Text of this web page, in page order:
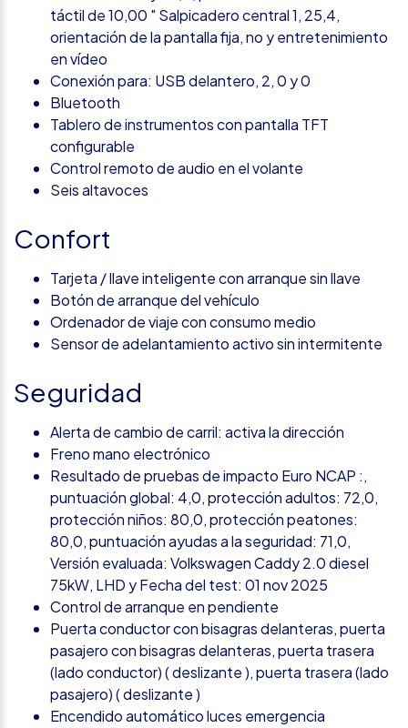
táctil de 10,00 " Salpicadero central 1, 25,4,
orientación de la pantalla fija, no y entretenimiento
en vídeo
Conexión para: USB delantero, 2, 0 y 0
Bluetooth
Tablero de instrumentos con pantalla TFT
configurable
Control remoto de audio en el volante
Seis altavoces
Confort
Tarjeta / llave inteligente con arranque sin llave
Botón de arranque del vehículo
Ordenador de viaje con consumo medio
Sensor de adelantamiento activo sin intermitente
Seguridad
Alerta de cambio de carril: activa la dirección
Freno mano electrónico
Resultado de pruebas de impacto Euro NCAP :,
puntuación global: 4,0, protección adultos: 72,0,
protección niños: 80,0, protección peatones:
80,0, puntuación ayudas a la seguridad: 71,0,
Versión evaluada: Volkswagen Caddy 2.0 diesel
75kW, LHD y Fecha del test: 01 nov 2025
Control de arranque en pendiente
Puerta conductor con bisagras delanteras, puerta
pasajero con bisagras delanteras, puerta trasera
(lado conductor) ( deslizante ), puerta trasera (lado
pasajero) ( deslizante )
Encendido automático luces emergencia